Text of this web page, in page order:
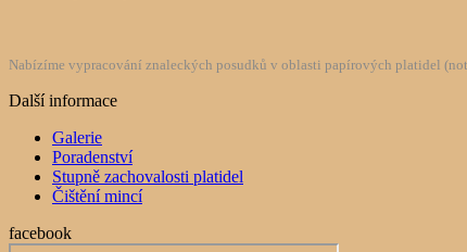
Nabízíme vypracování znaleckých posudků v oblasti papírových platidel
Další informace
Galerie
Poradenství
Stupně zachovalosti platidel
Čištění mincí
facebook